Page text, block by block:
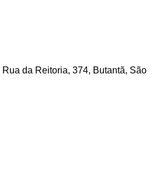
Rua da Reitoria, 374, Butantã, São